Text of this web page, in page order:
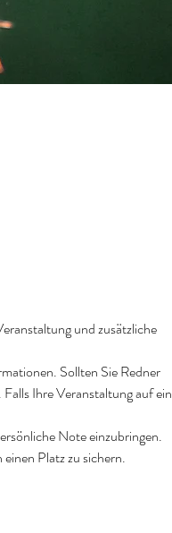
und zusätzliche
Sollten Sie Redner
Ihre Veranstaltung auf ein
Note einzubringen.
Platz zu sichern.